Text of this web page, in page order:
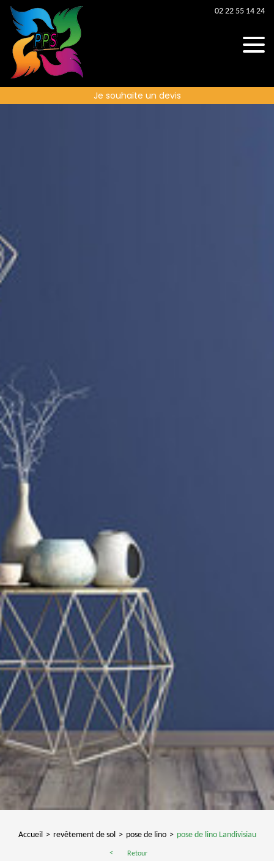
02 22 55 14 24
Je souhaite un devis
Accueil revêtement de sol pose de lino pose de lino Landivisiau
Retour